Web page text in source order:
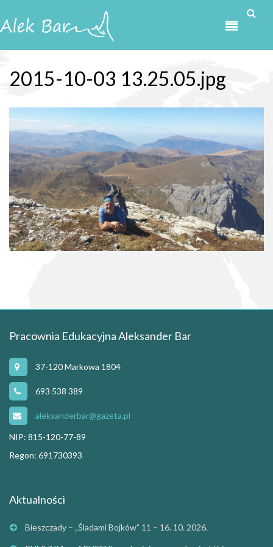
2015-10-03 13.25.05.jpg
Pracownia Edukacyjna Aleksander Bar
37-120 Markowa 1804
693 538 389
aleksanderbar@gazeta.pl
NIP: 815-120-77-89
Regon: 691730393
Aktualności
Bieszczady – „Śladami Bojków” 11 – 16. 10. 2026.